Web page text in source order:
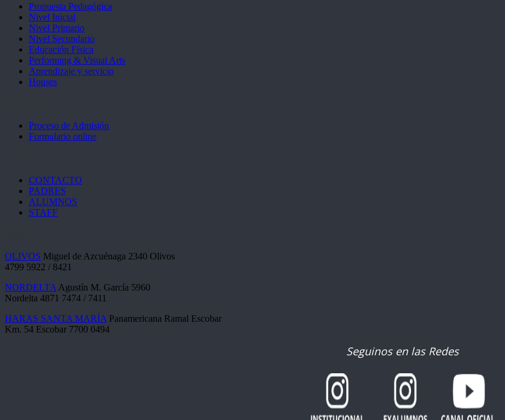
Propuesta Pedagógica
Nivel Inicial
Nivel Primario
Nivel Secundario
Educación Física
Performing & Visual Arts
Aprendizaje y servicio
Houses
Proceso de Admisión
Formulario online
CONTACTO
PADRES
ALUMNOS
STAFF
OLIVOS Miguel de Azcuénaga 2340 Olivos
4799 5922 / 8421
NORDELTAAgustín M. García 5960
Nordelta 4871 7474 / 7411
HARAS SANTA MARÍAPanamericana Ramal Escobar
Km. 54 Escobar 7700 0494
Seguinos en las Redes